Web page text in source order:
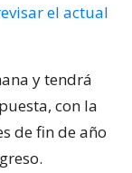
el actual
y tendrá
con la
de fin de año